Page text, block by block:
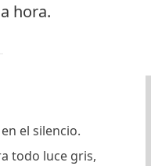
hora.
el silencio.
todo luce gris,